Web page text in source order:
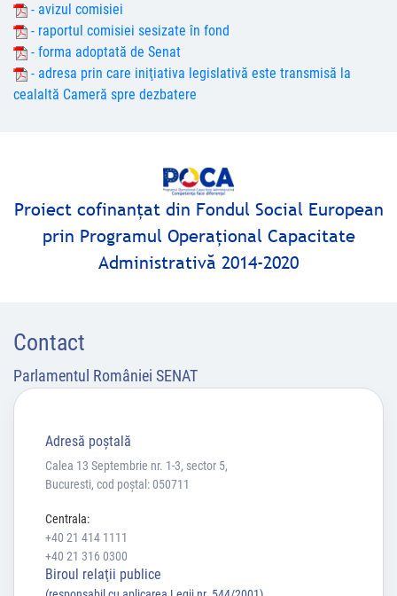
- avizul comisiei
- raportul comisiei sesizate în fond
- forma adoptată de Senat
- adresa prin care iniţiativa legislativă este transmisă la
cealaltă Cameră spre dezbatere
Proiect cofinanţat din Fondul Social European
prin Programul Operaţional Capacitate
Administrativă 2014-2020
Contact
Parlamentul României SENAT
Adresă poştală
Calea 13 Septembrie nr. 1-3, sector 5,
Bucuresti, cod poștal: 050711
Centrala:
+40 21 414 1111
+40 21 316 0300
Biroul relaţii publice